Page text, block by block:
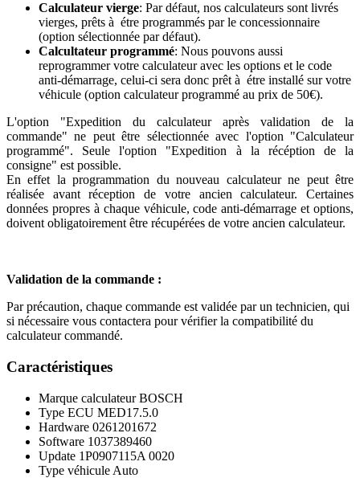
Calculateur vierge: Par défaut, nos calculateurs sont livrés
vierges, prêts à étre programmés par le concessionnaire
(option sélectionnée par défaut).
Calcultateur programmé: Nous pouvons aussi
reprogrammer votre calculateur avec les options et le code
anti-démarrage, celui-ci sera donc prêt à étre installé sur votre
véhicule (option calculateur programmé au prix de 50€).
L'option "Expedition du calculateur après validation de la
commande" ne peut être sélectionnée avec l'option "Calculateur
programmé". Seule l'option "Expedition à la récéption de la
consigne" est possible.
En effet la programmation du nouveau calculateur ne peut être
réalisée avant réception de votre ancien calculateur. Certaines
données propres à chaque véhicule, code anti-démarrage et options,
doivent obligatoirement être récupérées de votre ancien calculateur.
Validation de la commande :
Par précaution, chaque commande est validée par un technicien, qui
si nécessaire vous contactera pour vérifier la compatibilité du
calculateur commandé.
Caractéristiques
Marque calculateur BOSCH
Type ECU MED17.5.0
Hardware 0261201672
Software 1037389460
Update 1P0907115A 0020
Type véhicule Auto